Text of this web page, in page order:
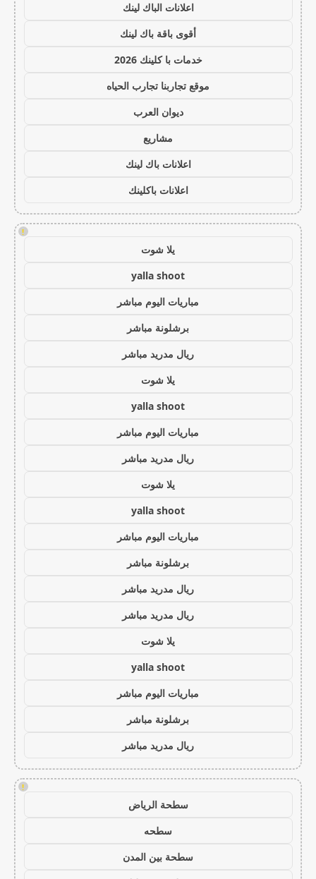
اعلانات الباك لينك
أقوى باقة باك لينك
خدمات با كلينك 2026
موقع تجاربنا تجارب الحياه
ديوان العرب
مشاريع
اعلانات باك لينك
اعلانات باكلينك
!
يلا شوت
yalla shoot
مباريات اليوم مباشر
برشلونة مباشر
ريال مدريد مباشر
يلا شوت
yalla shoot
مباريات اليوم مباشر
ريال مدريد مباشر
يلا شوت
yalla shoot
مباريات اليوم مباشر
برشلونة مباشر
ريال مدريد مباشر
ريال مدريد مباشر
يلا شوت
yalla shoot
مباريات اليوم مباشر
برشلونة مباشر
ريال مدريد مباشر
!
سطحة الرياض
سطحه
سطحة بين المدن